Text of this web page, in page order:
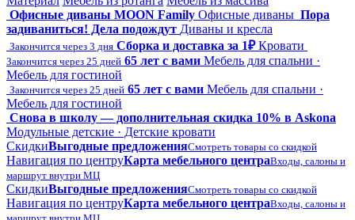
Офисные диваны MOON Family Офисные диваны Пора
задиваниться! Дела подождут Диваны и кресла
Закончится через 3 дня Сборка и доставка за 1₽ Кровати
Закончится через 25 дней 65 лет с вами Мебель для спальни ·
Мебель для гостиной
Закончится через 25 дней 65 лет с вами Мебель для спальни ·
Мебель для гостиной
Снова в школу — дополнительная скидка 10% в Askona
Модульные детские · Детские кровати
СкидкиВыгодные предложенияСмотреть товары со скидкой
Навигация по центруКарта мебельного центраВходы, салоны и
маршрут внутри МЦ
СкидкиВыгодные предложенияСмотреть товары со скидкой
Навигация по центруКарта мебельного центраВходы, салоны и